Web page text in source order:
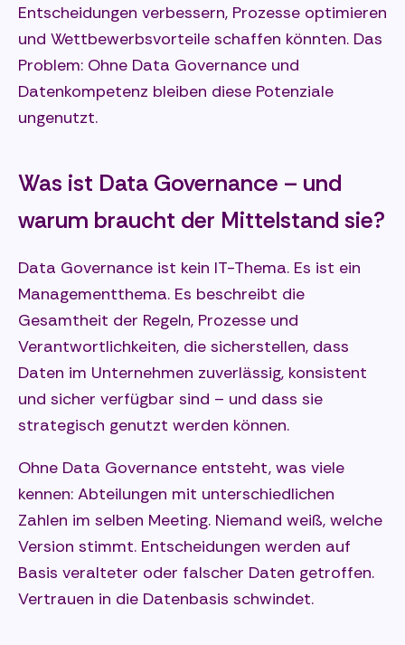
Entscheidungen verbessern, Prozesse optimieren
und Wettbewerbsvorteile schaffen könnten. Das
Problem: Ohne Data Governance und
Datenkompetenz bleiben diese Potenziale
ungenutzt.
Was ist Data Governance – und
warum braucht der Mittelstand sie?
Data Governance ist kein IT-Thema. Es ist ein
Managementthema. Es beschreibt die
Gesamtheit der Regeln, Prozesse und
Verantwortlichkeiten, die sicherstellen, dass
Daten im Unternehmen zuverlässig, konsistent
und sicher verfügbar sind – und dass sie
strategisch genutzt werden können.
Ohne Data Governance entsteht, was viele
kennen: Abteilungen mit unterschiedlichen
Zahlen im selben Meeting. Niemand weiß, welche
Version stimmt. Entscheidungen werden auf
Basis veralteter oder falscher Daten getroffen.
Vertrauen in die Datenbasis schwindet.